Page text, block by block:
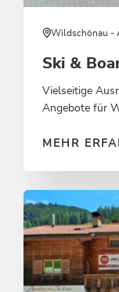
Wildschönau -
Ski &
Vielseitige
Angebote für
MEHR